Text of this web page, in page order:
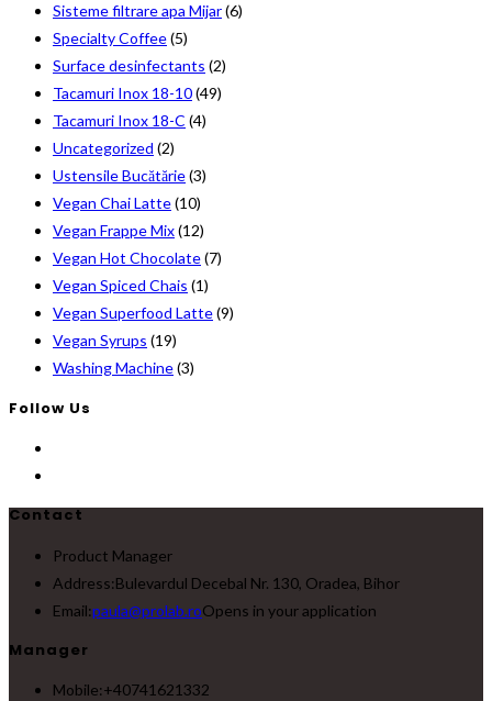
Sisteme filtrare apa Mijar(6)
Specialty Coffee(5)
Surface desinfectants (2)
Tacamuri Inox 18-10(49)
Tacamuri Inox 18-C (4)
Uncategorized (2)
Ustensile Bucătărie(3)
Vegan Chai Latte(10)
Vegan Frappe Mix(12)
Vegan Hot Chocolate(7)
Vegan Spiced Chais (1)
Vegan Superfood Latte(9)
Vegan Syrups (19)
Washing Machine(3)
Follow Us
Contact
Product Manager
Address:Bulevardul Decebal Nr. 130, Oradea, Bihor
Email:paula@prolab.roOpens in your application
Manager
Mobile:+40741621332